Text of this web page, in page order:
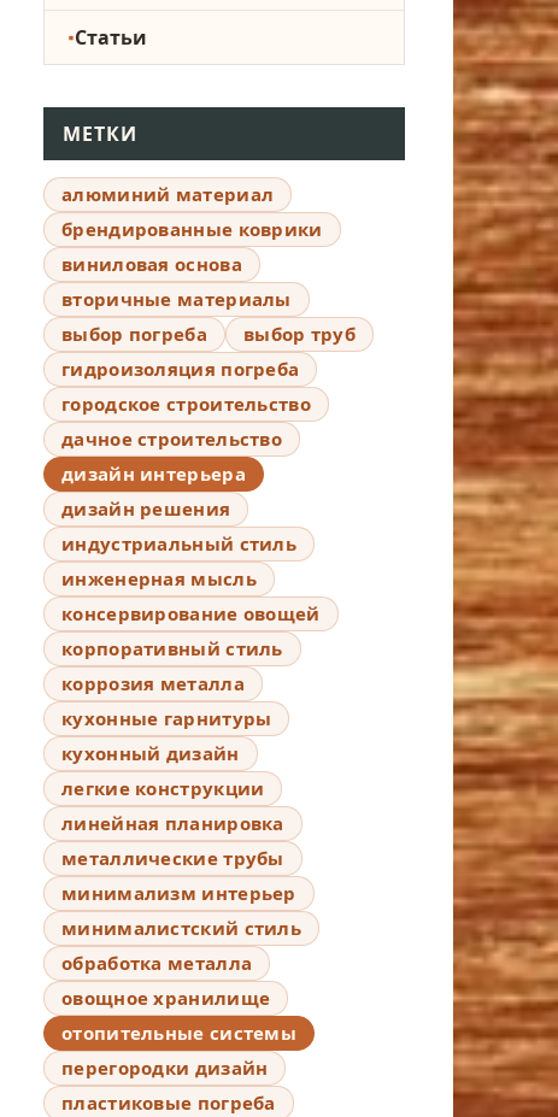
Статьи
МЕТКИ
алюминий материал
брендированные коврики
виниловая основа
вторичные материалы
выбор погреба
выбор труб
гидроизоляция погреба
городское строительство
дачное строительство
дизайн интерьера
дизайн решения
индустриальный стиль
инженерная мысль
консервирование овощей
корпоративный стиль
коррозия металла
кухонные гарнитуры
кухонный дизайн
легкие конструкции
линейная планировка
металлические трубы
минимализм интерьер
минималистский стиль
обработка металла
овощное хранилище
отопительные системы
перегородки дизайн
пластиковые погреба